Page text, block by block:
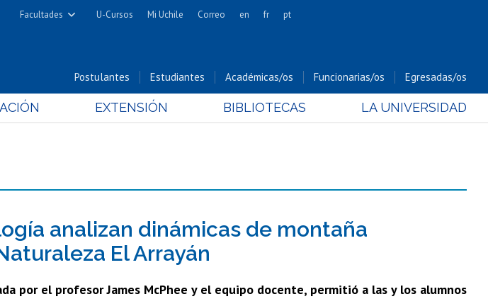
Facultades
Cs. Físicas y Matemáticas
Cs. Forestales y Conservación
Cs. Químicas y Farmacéuticas
Cs. Sociales
Estudios Avanzados en Educación
Estudios Internacionales
Nutrición y Tecnología de
U-Cursos Mi Uchile Correo en fr pt
Postulantes Estudiantes Académicas/os Funcionarias/os Egresadas/os
EXTENSIÓN BIBLIOTECAS LA UNIVERSIDAD
analizan dinámicas de montaña
El Arrayán
por el profesor James McPhee y el equipo docente, permitió a las y los alumnos